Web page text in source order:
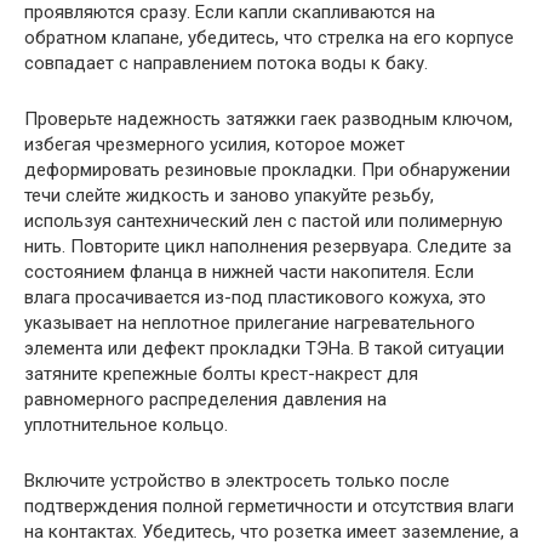
проявляются сразу. Если капли скапливаются на
обратном клапане, убедитесь, что стрелка на его корпусе
совпадает с направлением потока воды к баку.
Проверьте надежность затяжки гаек разводным ключом,
избегая чрезмерного усилия, которое может
деформировать резиновые прокладки. При обнаружении
течи слейте жидкость и заново упакуйте резьбу,
используя сантехнический лен с пастой или полимерную
нить. Повторите цикл наполнения резервуара. Следите за
состоянием фланца в нижней части накопителя. Если
влага просачивается из-под пластикового кожуха, это
указывает на неплотное прилегание нагревательного
элемента или дефект прокладки ТЭНа. В такой ситуации
затяните крепежные болты крест-накрест для
равномерного распределения давления на
уплотнительное кольцо.
Включите устройство в электросеть только после
подтверждения полной герметичности и отсутствия влаги
на контактах. Убедитесь, что розетка имеет заземление, а